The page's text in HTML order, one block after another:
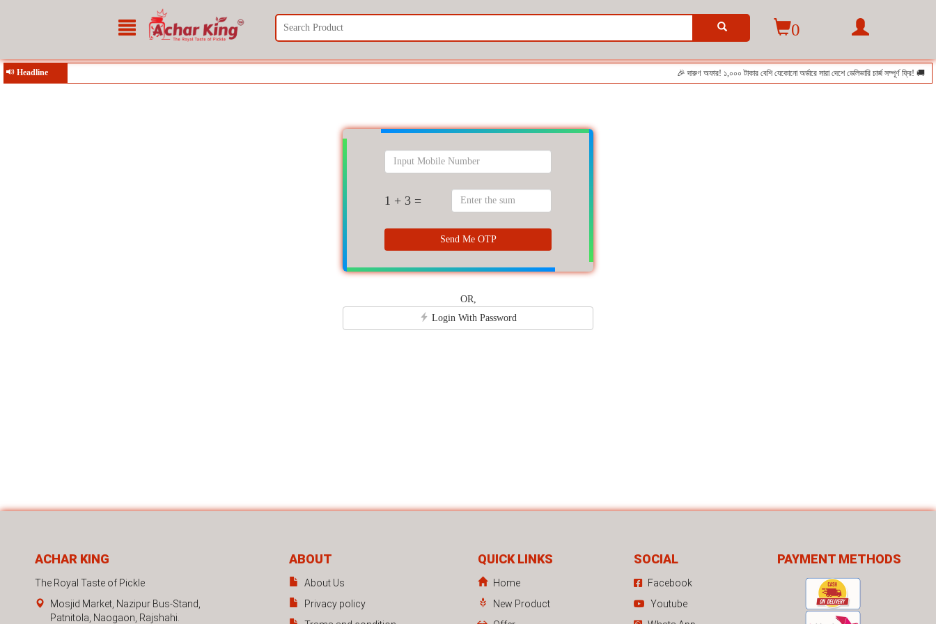
0
Headline 🎉 দারুণ অফার! ১,০০০ টাকার বেশি যেকোনো অর্ডারে সারা দেশে ডেলিভারি চার্জ সম্পূর্ণ ফ্রি! 🚚
1 + 3 =
Send Me OTP
OR,
Login With Password
ACHAR KING
The Royal Taste of Pickle
Mosjid Market, Nazipur Bus-Stand,
Patnitola, Naogaon, Rajshahi.
ABOUT
About Us
Privacy policy
QUICK LINKS
Home
New Product
SOCIAL
Facebook
Youtube
PAYMENT METHODS